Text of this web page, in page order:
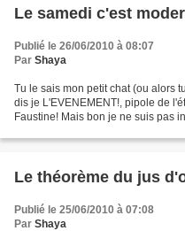
Le samedi c'est
Publié le 26/06/2010 à 08:07
Par Shaya
Tu le sais mon petit chat (ou alors
dis je L'EVENEMENT!, pipole de
Faustine! Mais bon je ne suis pas
Le théorème du jus
Publié le 25/06/2010 à 07:08
Par Shaya